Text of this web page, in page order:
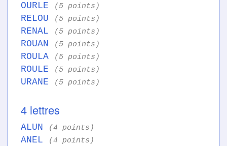
OURLE (5 points)
RELOU (5 points)
RENAL (5 points)
ROUAN (5 points)
ROULA (5 points)
ROULE (5 points)
URANE (5 points)
4 lettres
ALUN (4 points)
ANEL (4 points)